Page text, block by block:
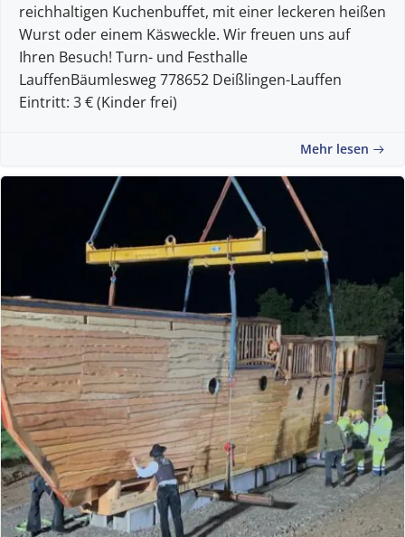
reichhaltigen Kuchenbuffet, mit einer leckeren heißen
Wurst oder einem Käsweckle. Wir freuen uns auf
Ihren Besuch! Turn- und Festhalle
LauffenBäumlesweg 778652 Deißlingen-Lauffen
Eintritt: 3 € (Kinder frei)
Mehr lesen